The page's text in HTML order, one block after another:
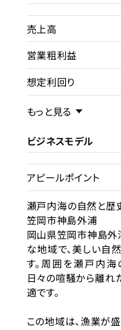
売上高
営業粗利益
想定利回り
売却スキーム
権利
売却理由
ライセンス種類
現状
もっと見る
ビジネスモデル
アピールポイント
瀬戸内海の自然と歴
笠岡市神島外浦
岡山県笠岡市神島外
な地域で、美しい自
す。周囲を瀬戸内
日々の喧騒から離れ
適です。
この地域は、漁業が